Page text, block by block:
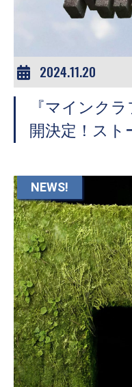
2024.11.20
『マインク
開決定！ス
NEWS!